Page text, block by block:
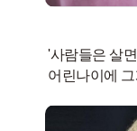
'사람들은 살